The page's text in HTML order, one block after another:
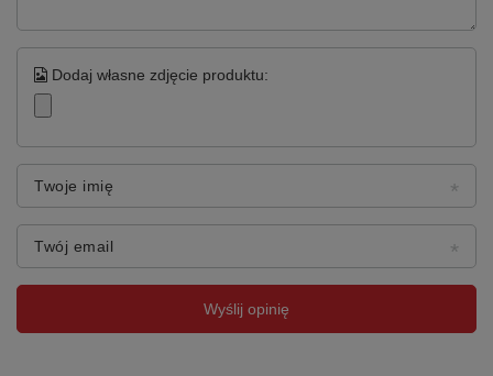
Dodaj własne zdjęcie produktu:
Twoje imię
Twój email
Wyślij opinię